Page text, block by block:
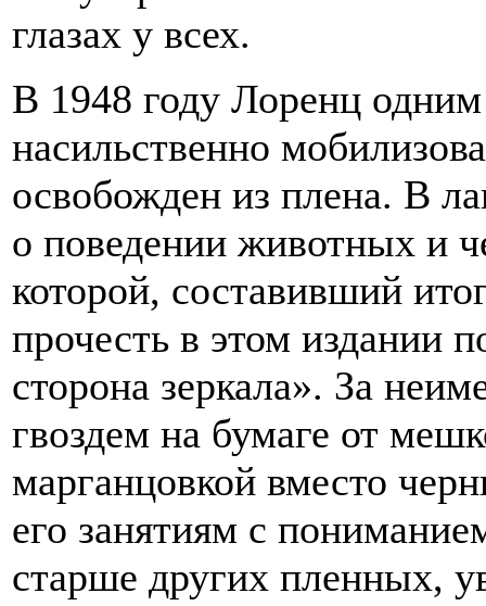
глазах у всех.
В 1948 году Лоренц
насильственно
освобожден из плена. В
о поведении животных и
которой, составивший
прочесть в этом издании
сторона зеркала». За
гвоздем на бумаге от
марганцовкой вместо
его занятиям с
старше других пленных,